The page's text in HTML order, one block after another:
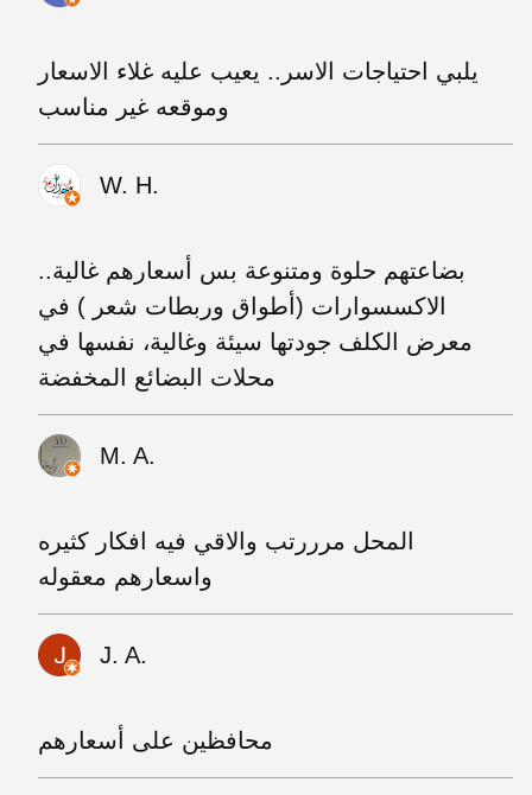
يلبي احتياجات الاسر.. يعيب عليه غلاء الاسعار
وموقعه غير مناسب
W. H.
بضاعتهم حلوة ومتنوعة بس أسعارهم غالية..
الاكسسوارات (أطواق وربطات شعر ) في
معرض الكلف جودتها سيئة وغالية، نفسها في
محلات البضائع المخفضة
M. A.
المحل مرررتب والاقي فيه افكار كثيره
واسعارهم معقوله
J. A.
محافظين على أسعارهم